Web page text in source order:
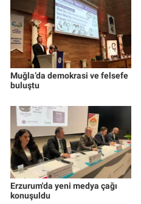
Muğla’da demokrasi ve felsefe
buluştu
Erzurum'da yeni medya çağı
konuşuldu